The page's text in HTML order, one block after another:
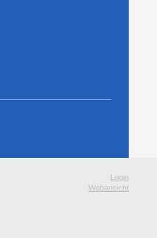
Login
Webansicht